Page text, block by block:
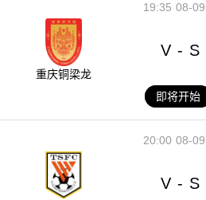
08-09
19:35
重庆铜梁龙
V - S
即将开始
08-09
20:00
V - S